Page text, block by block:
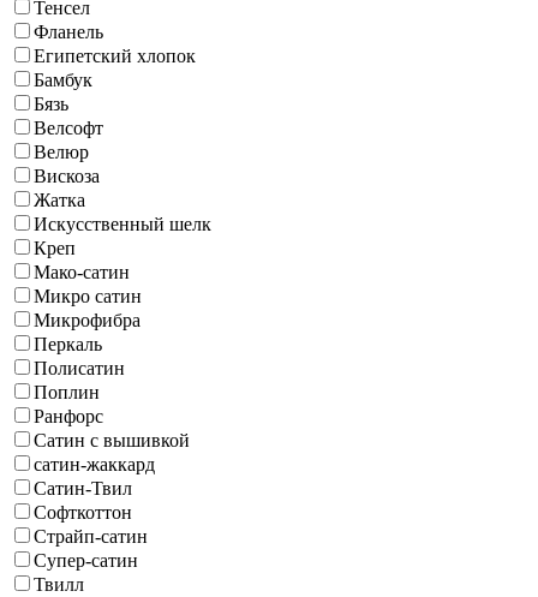
Тенсел
Фланель
Египетский хлопок
Бамбук
Бязь
Велсофт
Велюр
Вискоза
Жатка
Искусственный шелк
Креп
Мако-сатин
Микро сатин
Микрофибра
Перкаль
Полисатин
Поплин
Ранфорс
Сатин с вышивкой
сатин-жаккард
Сатин-Твил
Софткоттон
Страйп-сатин
Супер-сатин
Твилл